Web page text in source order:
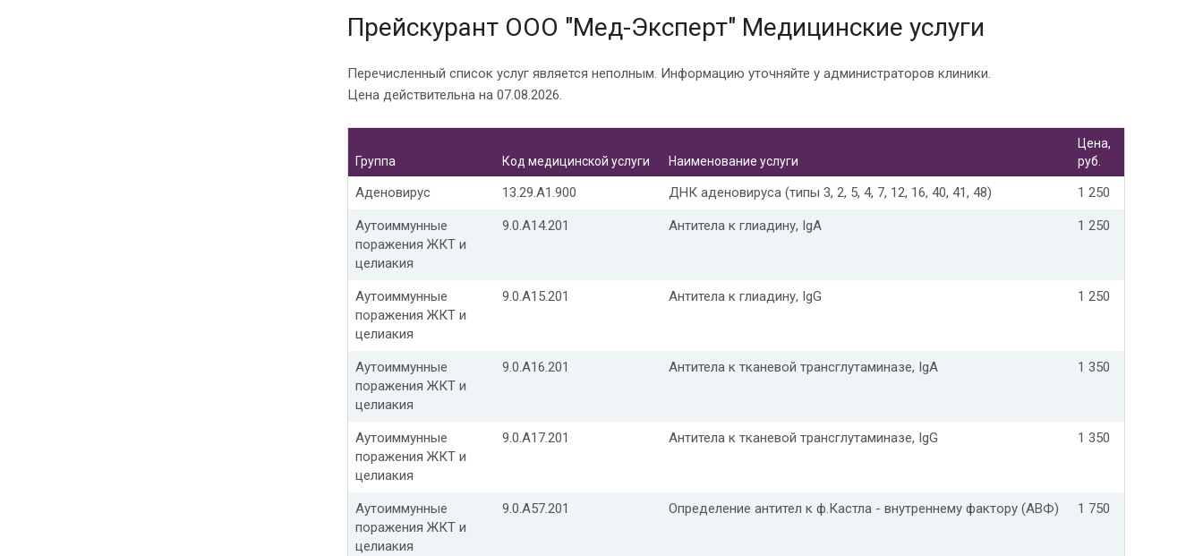
Прейскурант ООО "Мед-Эксперт" Медицинские услуги
Перечисленный список услуг является неполным. Информацию уточняйте у администраторов клиники.
Цена действительна на 07.08.2026.
Группа Код медицинской услуги Наименование услуги
Цена,
руб.
Аденовирус 13.29.A1.900 ДНК аденовируса (типы 3, 2, 5, 4, 7, 12, 16, 40, 41, 48) 1 250
Аутоиммунные
поражения ЖКТ и
целиакия
9.0.A14.201 Антитела к глиадину, IgA 1 250
Аутоиммунные
поражения ЖКТ и
целиакия
9.0.A15.201 Антитела к глиадину, IgG 1 250
Аутоиммунные
поражения ЖКТ и
целиакия
9.0.A16.201 Антитела к тканевой трансглутаминазе, IgA 1 350
Аутоиммунные
поражения ЖКТ и
целиакия
9.0.A17.201 Антитела к тканевой трансглутаминазе, IgG 1 350
Аутоиммунные
поражения ЖКТ и
целиакия
9.0.A57.201 Определение антител к ф.Кастла - внутреннему фактору (АВФ) 1 750